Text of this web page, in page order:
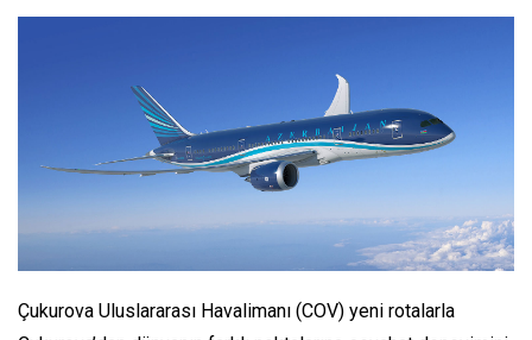
Çukurova Uluslararası Havalimanı (COV) yeni rotalarla